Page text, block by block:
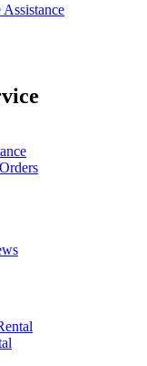
Assistance